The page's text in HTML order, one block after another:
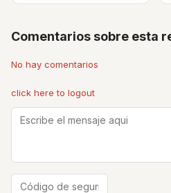
Comentarios sobre esta
No hay comentarios
click here to logout